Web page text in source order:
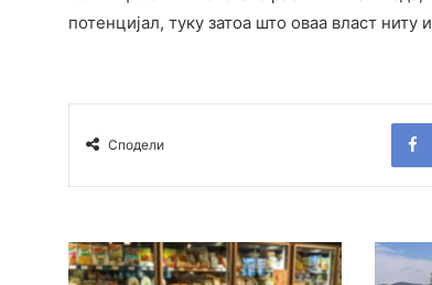
потенцијал, туку затоа што оваа власт ниту
Сподели